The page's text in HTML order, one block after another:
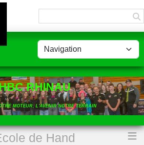
RHINAU
MOTEUR, L'AVENIR NOTRE TERRAIN
de Hand
Hand